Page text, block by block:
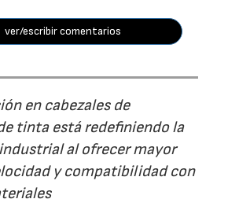
ver/escribir comentarios
en cabezales de
tinta está redefiniendo la
al ofrecer mayor
y compatibilidad con